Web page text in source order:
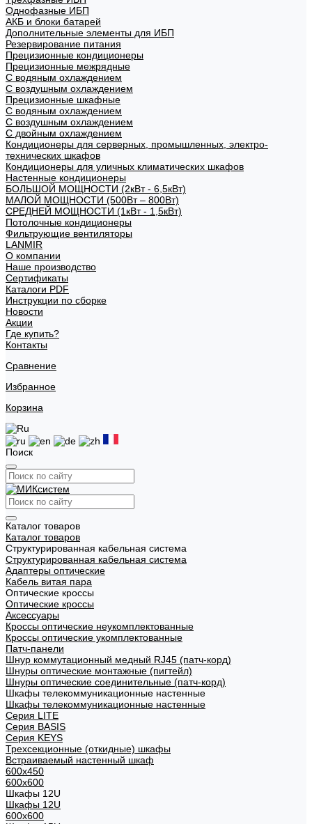
Однофазные ИБП
АКБ и блоки батарей
Дополнительные элементы для ИБП
Резервирование питания
Прецизионные кондиционеры
Прецизионные межрядные
С водяным охлаждением
С воздушным охлаждением
Прецизионные шкафные
С водяным охлаждением
С воздушным охлаждением
С двойным охлаждением
Кондиционеры для серверных, промышленных, электро-
технических шкафов
Кондиционеры для уличных климатических шкафов
Настенные кондиционеры
БОЛЬШОЙ МОЩНОСТИ (2кВт - 6,5кВт)
МАЛОЙ МОЩНОСТИ (500Вт – 800Вт)
СРЕДНЕЙ МОЩНОСТИ (1кВт - 1,5кВт)
Потолочные кондиционеры
Фильтрующие вентиляторы
LANMIR
О компании
Наше производство
Сертификаты
Каталоги PDF
Инструкции по сборке
Новости
Акции
Где купить?
Контакты
Сравнение
Избранное
Корзина
Поиск
Каталог товаров
Каталог товаров
Структурированная кабельная система
Структурированная кабельная система
Адаптеры оптические
Кабель витая пара
Оптические кроссы
Оптические кроссы
Аксессуары
Кроссы оптические неукомплектованные
Кроссы оптические укомплектованные
Патч-панели
Шнур коммутационный медный RJ45 (патч-корд)
Шнуры оптические монтажные (пигтейл)
Шнуры оптические соединительные (патч-корд)
Шкафы телекоммуникационные настенные
Шкафы телекоммуникационные настенные
Cерия LITE
Cерия BASIS
Cерия KEYS
Трехсекционные (откидные) шкафы
Встраиваемый настенный шкаф
600x450
600x600
Шкафы 12U
Шкафы 12U
600x600